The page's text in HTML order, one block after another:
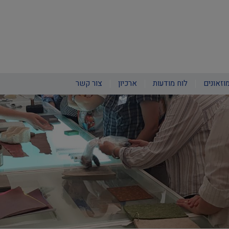
לוח מודעות ארכיון צור קשר